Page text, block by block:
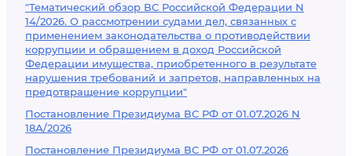
"Тематический обзор ВС Российской Федерации N
14/2026. О рассмотрении судами дел, связанных с
применением законодательства о противодействии
коррупции и обращением в доход Российской
Федерации имущества, приобретенного в результате
нарушения требований и запретов, направленных на
предотвращение коррупции"
Постановление Президиума ВС РФ от 01.07.2026 N
18А/2026
Постановление Президиума ВС РФ от 01.07.2026